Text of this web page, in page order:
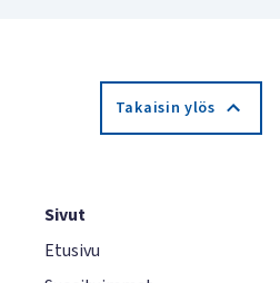
Takaisin ylös
Sivut
Etusivu